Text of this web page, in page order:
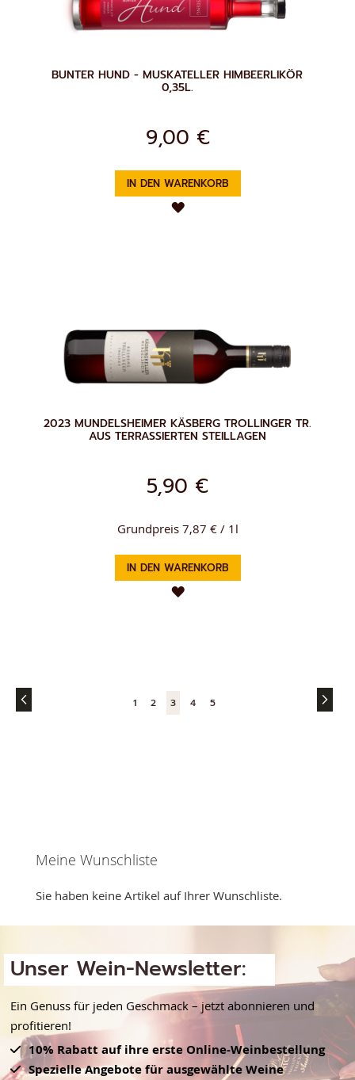
BUNTER HUND - MUSKATELLER HIMBEERLIKÖR
0,35L.
9,00 €
IN DEN WARENKORB
ZUR
2023 MUNDELSHEIMER KÄSBERG TROLLINGER TR.
AUS TERRASSIERTEN STEILLAGEN
5,90 €
Grundpreis 7,87 € / 1l
IN DEN WARENKORB
ZUR
Seite
Seite
1 Seite
2
You're
3 Seite
4 Seite
5
Meine Wunschliste
Sie haben keine Artikel auf Ihrer Wunschliste.
Unser Wein-Newsletter:
Ein Genuss für jeden Geschmack – jetzt abonnieren und
profitieren!
10% Rabatt auf ihre erste Online-Weinbestellung
Spezielle Angebote für ausgewählte Weine